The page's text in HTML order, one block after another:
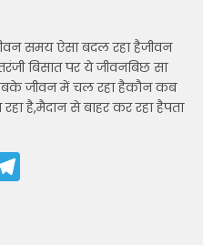
समय ऐसा बदल रहा हैजीवन
बिसात पर ये जीवनबिछ सा
जीवन में चल रहा हैकौन कब
है,मैदान से बाहर कर रहा हैपता